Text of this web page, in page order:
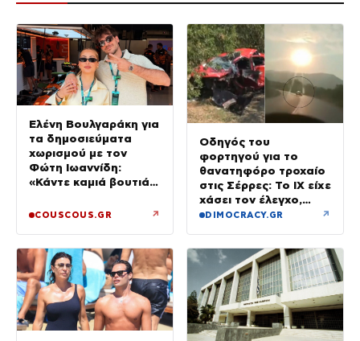
Ελένη Βουλγαράκη για
τα δημοσιεύματα
χωρισμού με τον
Φώτη Ιωαννίδη:
«Κάντε καμιά βουτιά
δροσιστείτε»
COUSCOUS.GR ↗
Οδηγός του
φορτηγού για το
θανατηφόρο τροχαίο
στις Σέρρες: Το ΙΧ είχε
χάσει τον έλεγχο,
έφυγε στο αντίθετο
DIMOCRACY.GR ↗